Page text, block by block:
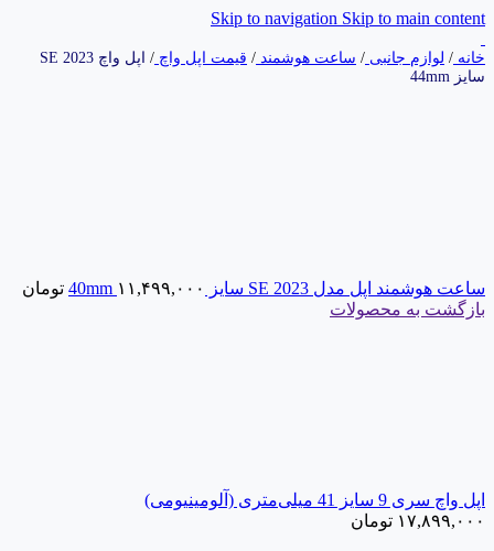
Skip to navigation Skip to main content
خانه / لوازم جانبی / ساعت هوشمند / قیمت اپل واچ /
اپل واچ SE 2023
سایز 44mm
ساعت هوشمند اپل مدل SE 2023 سایز 40mm ۱۱,۴۹۹,۰۰۰
تومان
بازگشت به محصولات
اپل واچ سری 9 سایز 41 میلی‌متری (آلومینیومی)
۱۷,۸۹۹,۰۰۰ تومان